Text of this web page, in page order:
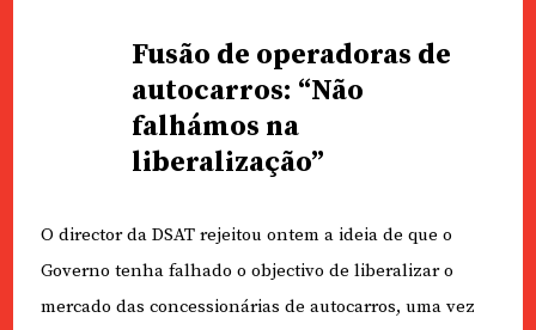
Fusão de operadoras de
autocarros: “Não
falhámos na
liberalização”
O director da DSAT rejeitou ontem a ideia de que o
Governo tenha falhado o objectivo de liberalizar o
mercado das concessionárias de autocarros, uma vez